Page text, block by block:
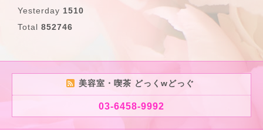
Yesterday 1510
Total 852746
美容室・喫茶 どっくwどっぐ
03-6458-9992